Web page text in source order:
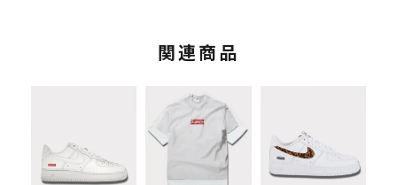
関連商品